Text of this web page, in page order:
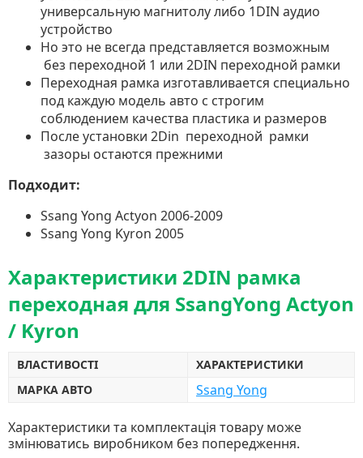
универсальную магнитолу либо 1DIN аудио
устройство
Но это не всегда представляется возможным
без переходной 1 или 2DIN переходной рамки
Переходная рамка изготавливается специально
под каждую модель авто с строгим
соблюдением качества пластика и размеров
После установки 2Din переходной рамки
зазоры остаются прежними
Подходит:
Ssang Yong Actyon 2006-2009
Ssang Yong Kyron 2005
Характеристики 2DIN рамка
переходная для SsangYong Actyon
/ Kyron
ВЛАСТИВОСТІ
ХАРАКТЕРИСТИКИ
МАРКА АВТО
Ssang Yong
Характеристики та комплектація товару може
змінюватись виробником без попередження.